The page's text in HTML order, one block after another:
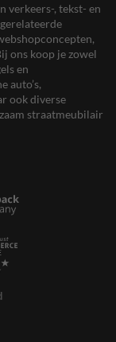
verkeers-, tekst- en
ons koop je zowel
en
auto’s,
ook diverse
straatmeubilair